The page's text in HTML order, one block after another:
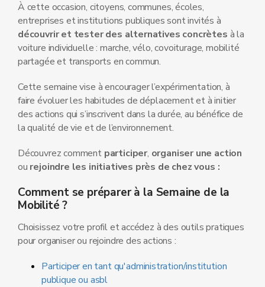
À cette occasion, citoyens, communes, écoles,
entreprises et institutions publiques sont invités à
découvrir et tester des alternatives concrètes à la
voiture individuelle : marche, vélo, covoiturage, mobilité
partagée et transports en commun.
Cette semaine vise à encourager l’expérimentation, à
faire évoluer les habitudes de déplacement et à initier
des actions qui s’inscrivent dans la durée, au bénéfice de
la qualité de vie et de l’environnement.
Découvrez comment participer, organiser une action
ou rejoindre les initiatives près de chez vous :
Comment se préparer à la Semaine de la
Mobilité ?
Choisissez votre profil et accédez à des outils pratiques
pour organiser ou rejoindre des actions :
Participer en tant qu'administration/institution
publique ou asbl